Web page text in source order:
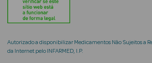
Pele Seca
Autorizado a disponibilizar Medicamentos Não Sujeitos a
da Internet pelo INFARMED, I.P.